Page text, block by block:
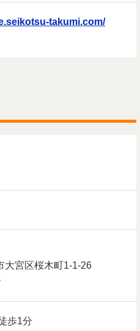
takumi.com/
大宮区桜木町1-1-26
歩1分